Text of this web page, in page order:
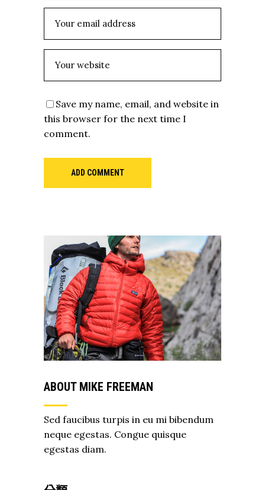
Save my name, email, and website in
this browser for the next time I
comment.
ADD COMMENT
ABOUT MIKE FREEMAN
Sed faucibus turpis in eu mi bibendum
neque egestas. Congue quisque
egestas diam.